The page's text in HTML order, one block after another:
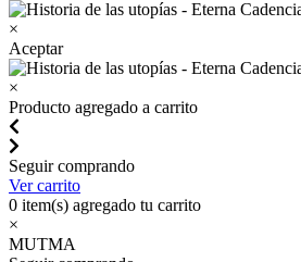
×
Aceptar
×
Producto agregado a carrito
Seguir comprando
Ver carrito
0 item(s) agregado tu carrito
×
MUTMA